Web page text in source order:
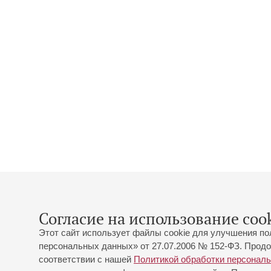
Согласие на использование
Этот сайт использует файлы cookie для улучшения
персональных данных» от 27.07.2006 № 152-ФЗ.
соответствии с нашей Политикой обработки